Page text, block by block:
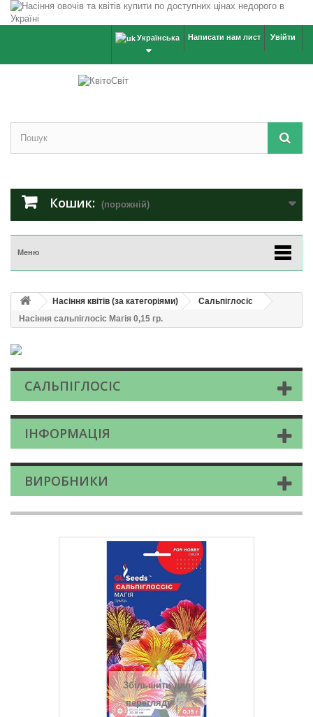
Увійти
Написати нам лист
Українська
Кошик: (порожній)
Меню
Насіння квітів (за категоріями)
Сальпіглосіс
Насіння сальпiглосic Магiя 0,15 гр.
САЛЬПІГЛОСІС
ІНФОРМАЦІЯ
ВИРОБНИКИ
Збільшити для
перегляду